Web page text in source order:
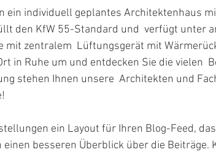
ein individuell geplantes Architektenhaus
den KfW 55-Standard und  verfügt unter
mit zentralem  Lüftungsgerät mit
in Ruhe um und entdecken Sie die vielen
stehen Ihnen unsere  Architekten und
ein Layout für Ihren Blog-Feed,
besseren Überblick über die Beiträge.